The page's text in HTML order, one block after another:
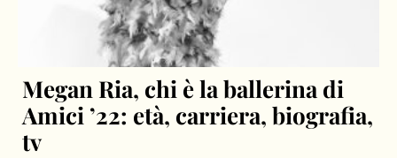
Megan Ria, chi è la ballerina di
Amici ’22: età, carriera, biografia,
tv